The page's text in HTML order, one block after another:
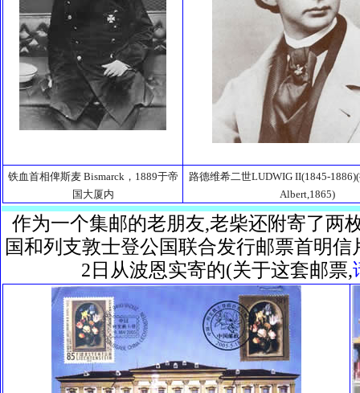
铁血首相俾斯麦 Bismarck，1889于帝
国大厦内
路德维希二世LUDWIG II(1845-
Albert,1865)
作为一个集邮的老朋友,老柴还附寄了两
国和列支敦士登公国联合发行邮票首明
2日从波恩实寄的(关于这套邮票,